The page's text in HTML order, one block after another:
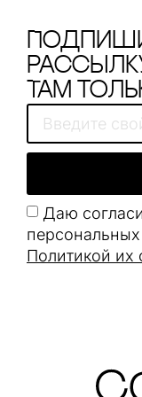
Там
Даю
Политикой их